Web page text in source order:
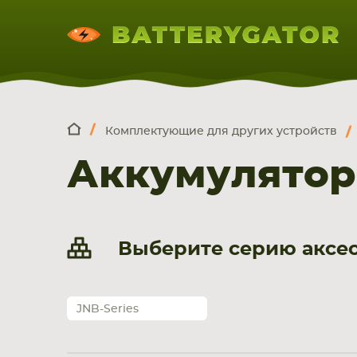
НОУТБУКА
ПЛАНШЕТА
СМАРТФОНА
Комплектующие для других устройств
Выберите серию
JNB-Series